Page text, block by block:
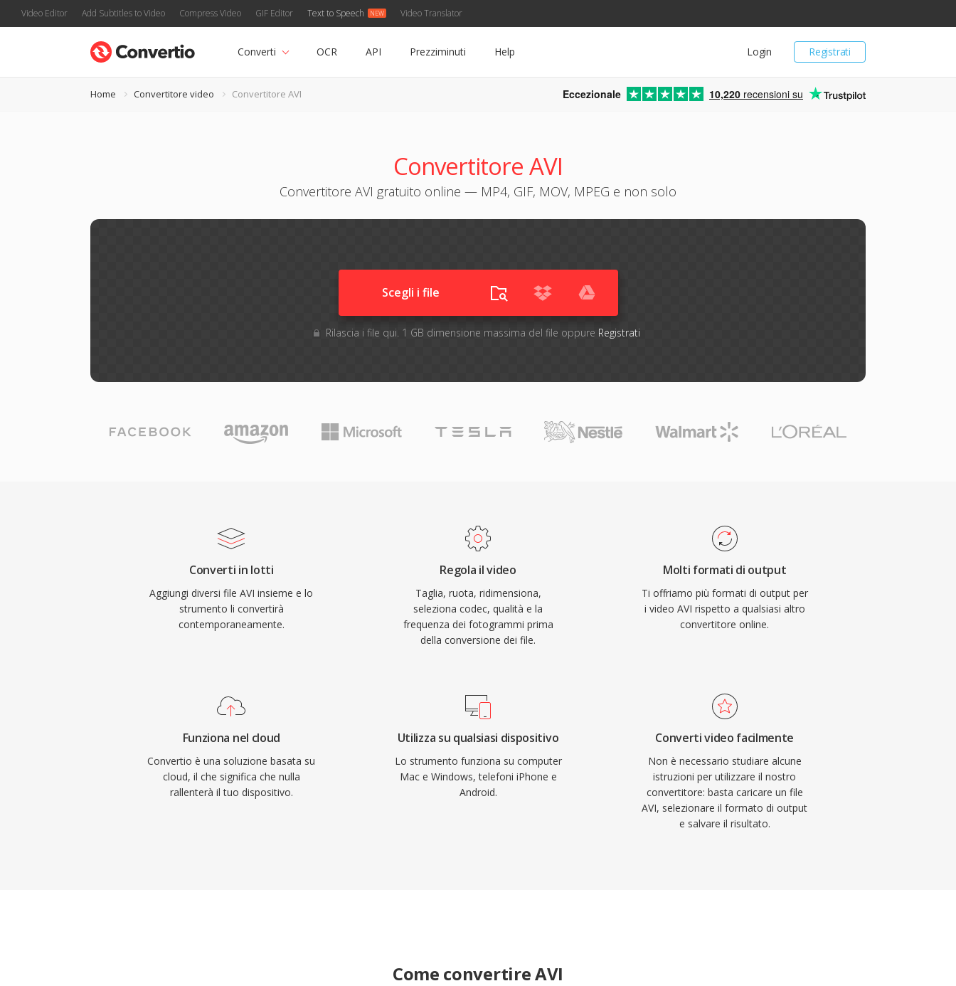
Video Editor Add Subtitles to Video Compress Video GIF Editor Text to Speech Video Translator
Registrati
Login
Converti OCR API Prezziminuti Help
Home Convertitore video Convertitore AVI Eccezionale 10,220 recensioni su
Convertitore AVI
Convertitore AVI gratuito online — MP4, GIF, MOV, MPEG e non solo
Scegli i file
Rilascia i file qui. 1 GB dimensione massima del file oppure Registrati
Converti in lotti
Aggiungi diversi file AVI insieme e lo
strumento li convertirà
contemporaneamente.
Regola il video
Taglia, ruota, ridimensiona,
seleziona codec, qualità e la
frequenza dei fotogrammi prima
della conversione dei file.
Molti formati di output
Ti offriamo più formati di output per
i video AVI rispetto a qualsiasi altro
convertitore online.
Funziona nel cloud
Convertio è una soluzione basata su
cloud, il che significa che nulla
rallenterà il tuo dispositivo.
Utilizza su qualsiasi dispositivo
Lo strumento funziona su computer
Mac e Windows, telefoni iPhone e
Android.
Converti video facilmente
Non è necessario studiare alcune
istruzioni per utilizzare il nostro
convertitore: basta caricare un file
AVI, selezionare il formato di output
e salvare il risultato.
Come convertire AVI